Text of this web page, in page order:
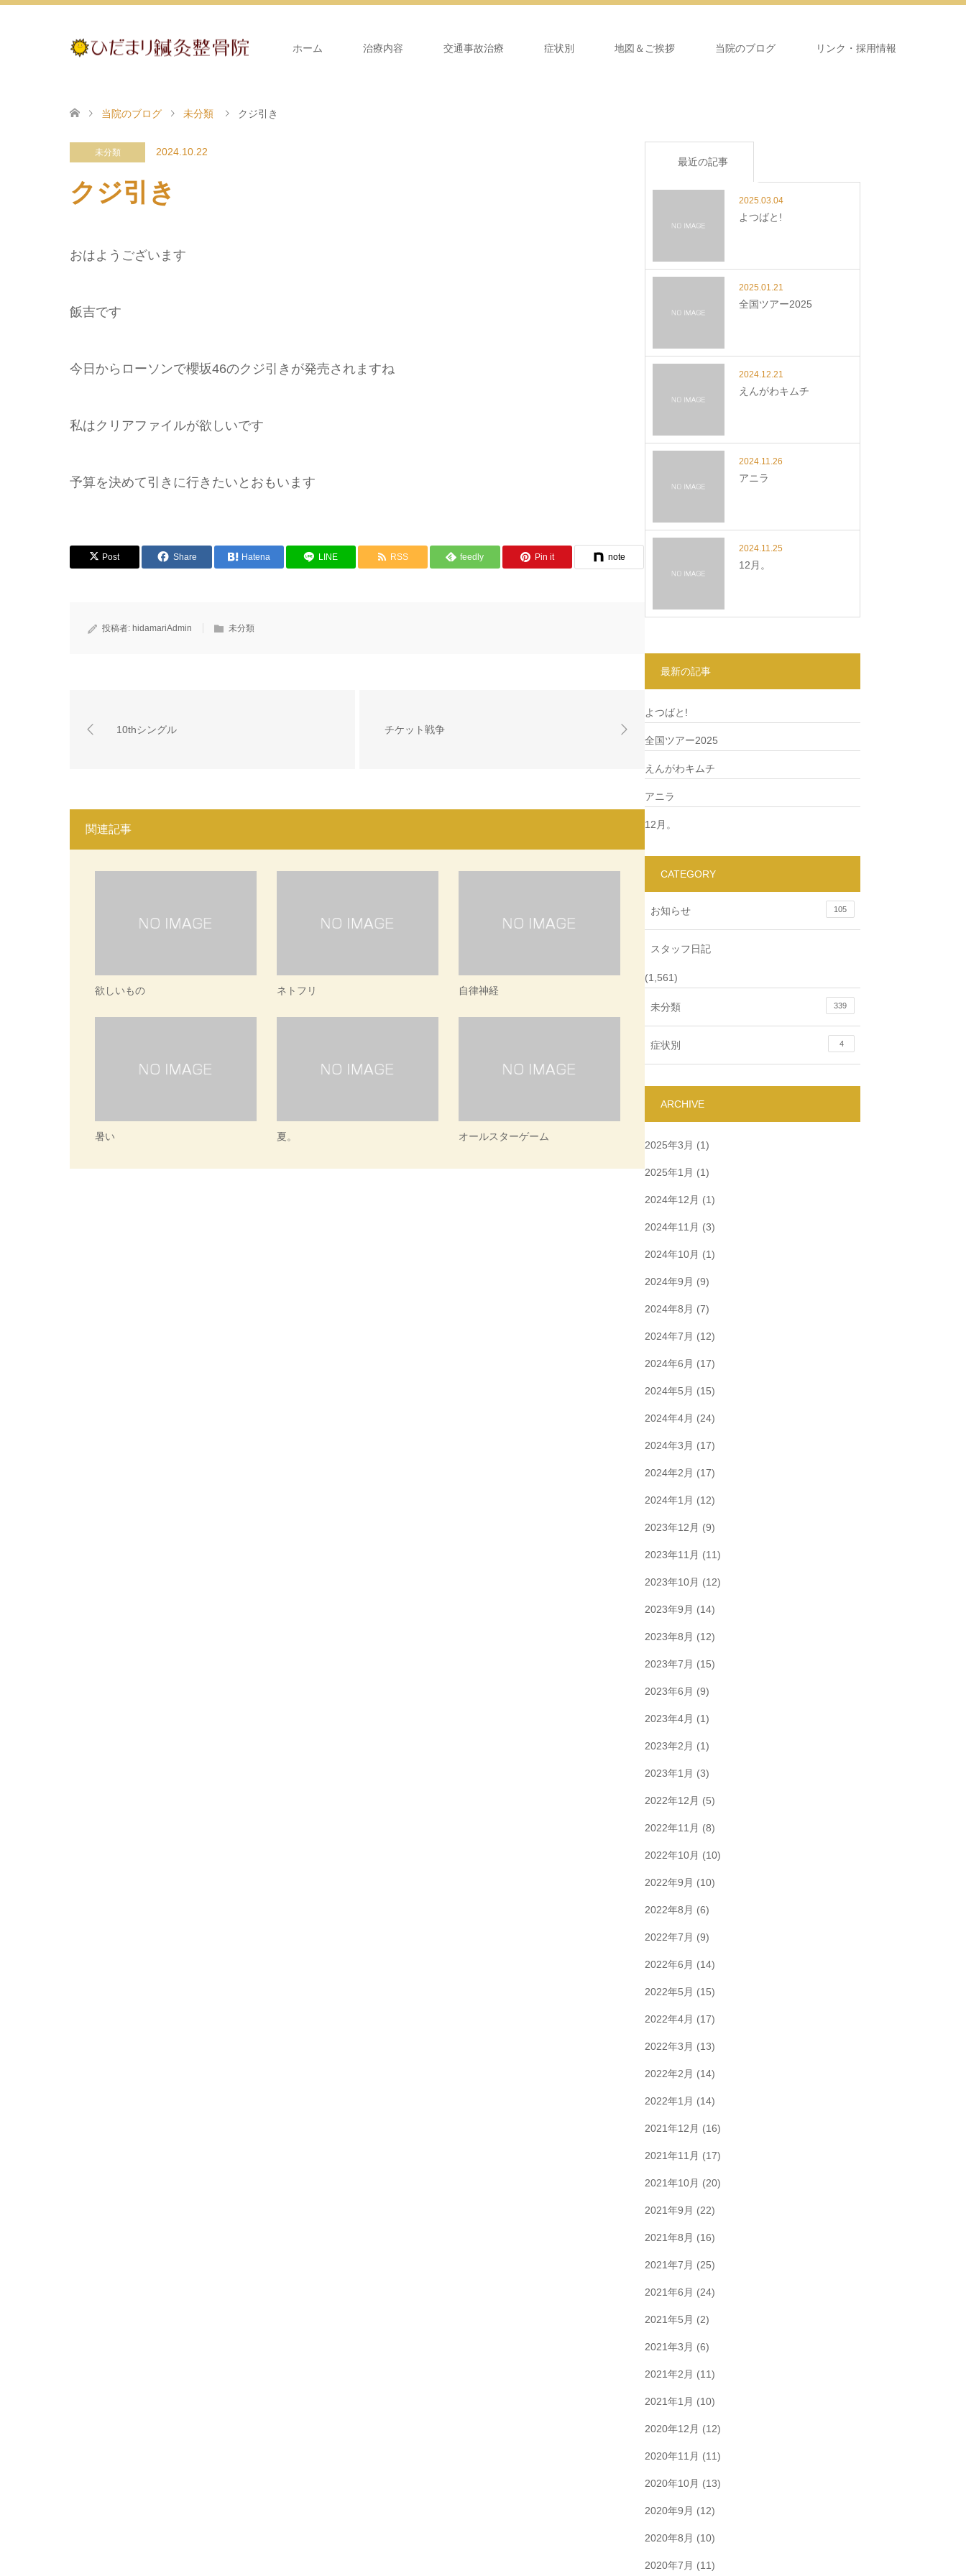
ホーム 治療内容 交通事故治療 症状別 地図＆ご挨拶 当院のブログ リンク・採用情報
当院のブログ 未分類 クジ引き
未分類 2024.10.22
クジ引き
おはようございます
飯吉です
今日からローソンで櫻坂46のクジ引きが発売されますね
私はクリアファイルが欲しいです
予算を決めて引きに行きたいとおもいます
Post Share Hatena LINE RSS feedly Pin it note
投稿者: hidamariAdmin 未分類
10thシングル チケット戦争
関連記事
欲しいもの ネトフリ 自律神経
暑い 夏。 オールスターゲーム
最近の記事
2025.03.04
よつばと!
2025.01.21
全国ツアー2025
2024.12.21
えんがわキムチ
2024.11.26
アニラ
2024.11.25
12月。
最新の記事
よつばと!
全国ツアー2025
えんがわキムチ
アニラ
12月。
CATEGORY
お知らせ 105
スタッフ日記
(1,561)
未分類 339
症状別 4
ARCHIVE
2025年3月 (1)
2025年1月 (1)
2024年12月 (1)
2024年11月 (3)
2024年10月 (1)
2024年9月 (9)
2024年8月 (7)
2024年7月 (12)
2024年6月 (17)
2024年5月 (15)
2024年4月 (24)
2024年3月 (17)
2024年2月 (17)
2024年1月 (12)
2023年12月 (9)
2023年11月 (11)
2023年10月 (12)
2023年9月 (14)
2023年8月 (12)
2023年7月 (15)
2023年6月 (9)
2023年4月 (1)
2023年2月 (1)
2023年1月 (3)
2022年12月 (5)
2022年11月 (8)
2022年10月 (10)
2022年9月 (10)
2022年8月 (6)
2022年7月 (9)
2022年6月 (14)
2022年5月 (15)
2022年4月 (17)
2022年3月 (13)
2022年2月 (14)
2022年1月 (14)
2021年12月 (16)
2021年11月 (17)
2021年10月 (20)
2021年9月 (22)
2021年8月 (16)
2021年7月 (25)
2021年6月 (24)
2021年5月 (2)
2021年3月 (6)
2021年2月 (11)
2021年1月 (10)
2020年12月 (12)
2020年11月 (11)
2020年10月 (13)
2020年9月 (12)
2020年8月 (10)
2020年7月 (11)